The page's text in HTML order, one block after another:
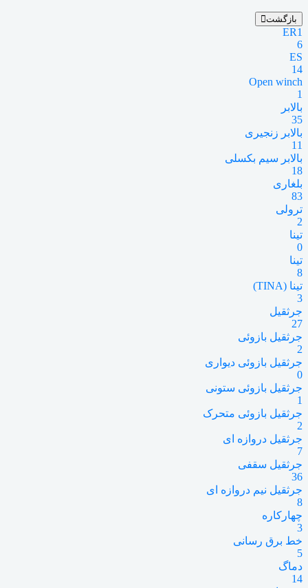
بازگشت
ER1
6
ES
14
Open winch
1
بالابر
35
بالابر زنجیری
11
بالابر سیم بکسلی
18
بلغاری
83
ترولی
2
تینا
0
تینا
8
تینا (TINA)
3
جرثقیل
27
جرثقیل بازوئی
2
جرثقیل بازوئی دیواری
0
جرثقیل بازوئی ستونی
1
جرثقیل بازوئی متحرک
2
جرثقیل دروازه ای
7
جرثقیل سقفی
36
جرثقیل نیم دروازه ای
8
چهارکاره
3
خط برق رسانی
5
دماگ
14